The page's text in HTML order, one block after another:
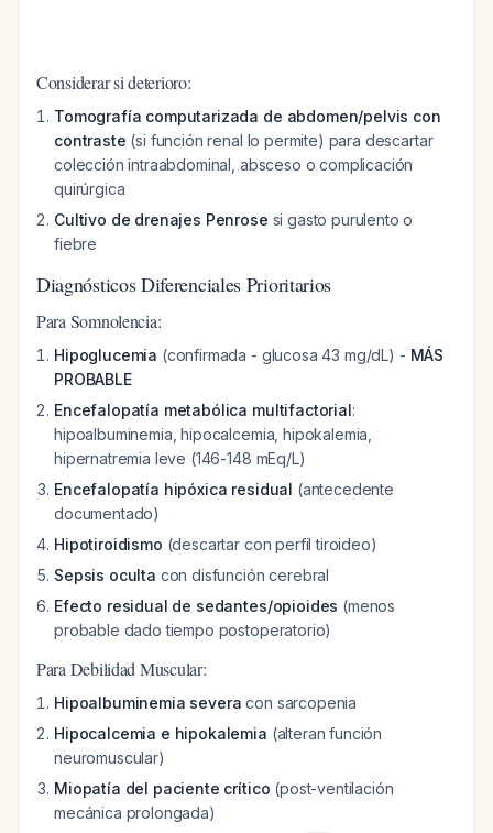
Considerar si deterioro:
Tomografía computarizada de abdomen/pelvis con
contraste (si función renal lo permite) para descartar
colección intraabdominal, absceso o complicación
quirúrgica
Cultivo de drenajes Penrose si gasto purulento o
fiebre
Diagnósticos Diferenciales Prioritarios
Para Somnolencia:
Hipoglucemia (confirmada - glucosa 43 mg/dL) - MÁS
PROBABLE
Encefalopatía metabólica multifactorial:
hipoalbuminemia, hipocalcemia, hipokalemia,
hipernatremia leve (146-148 mEq/L)
Encefalopatía hipóxica residual (antecedente
documentado)
Hipotiroidismo (descartar con perfil tiroideo)
Sepsis oculta con disfunción cerebral
Efecto residual de sedantes/opioides (menos
probable dado tiempo postoperatorio)
Para Debilidad Muscular:
Hipoalbuminemia severa con sarcopenia
Hipocalcemia e hipokalemia (alteran función
neuromuscular)
Miopatía del paciente crítico (post-ventilación
mecánica prolongada)